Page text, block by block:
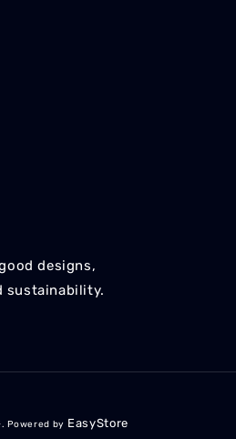
designs,
sustainability.
Powered by EasyStore